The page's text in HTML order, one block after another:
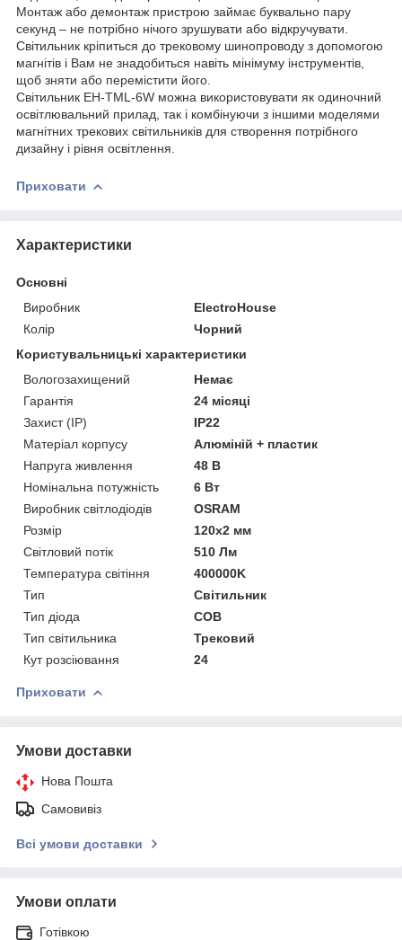
Монтаж або демонтаж пристрою займає буквально пару
секунд – не потрібно нічого зрушувати або відкручувати.
Світильник кріпиться до трековому шинопроводу з допомогою
магнітів і Вам не знадобиться навіть мінімуму інструментів,
щоб зняти або перемістити його.
Світильник EH-TML-6W можна використовувати як одиночний
освітлювальний прилад, так і комбінуючи з іншими моделями
магнітних трекових світильників для створення потрібного
дизайну і рівня освітлення.
Приховати
Характеристики
Основні
Виробник
ElectroHouse
Колір
Чорний
Користувальницькі характеристики
Вологозахищений
Немає
Гарантія
24 місяці
Захист (IP)
IP22
Матеріал корпусу
Алюміній + пластик
Напруга живлення
48 В
Номінальна потужність
6 Вт
Виробник світлодіодів
OSRAM
Розмір
120х2 мм
Світловий потік
510 Лм
Температура світіння
400000K
Тип
Світильник
Тип діода
COB
Тип світильника
Трековий
Кут розсіювання
24
Приховати
Умови доставки
Нова Пошта
Самовивіз
Всі умови доставки
Умови оплати
Готівкою